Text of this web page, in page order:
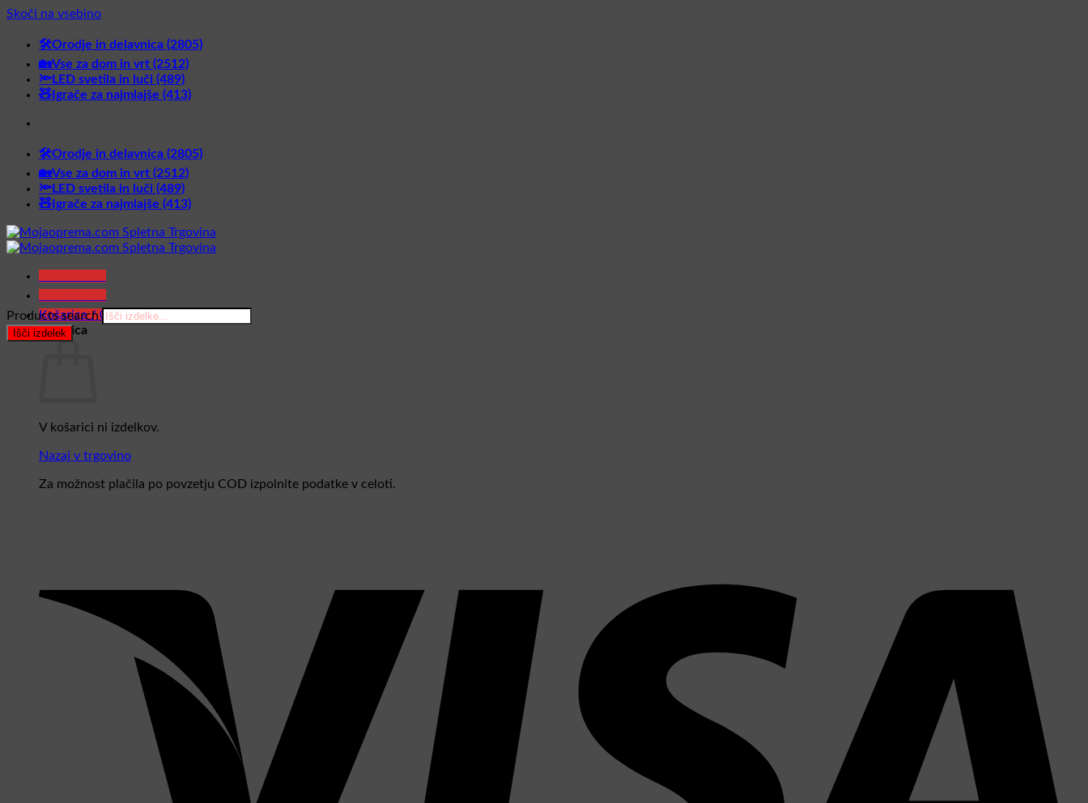
Skoči na vsebino
🛠️Orodje in delavnica (2805)
🏡Vse za dom in vrt (2512)
🔦LED svetila in luči (489)
🧸Igrače za najmlajše (413)
🛠️Orodje in delavnica (2805)
🏡Vse za dom in vrt (2512)
🔦LED svetila in luči (489)
🧸Igrače za najmlajše (413)
Košarica /0,00€
Košarica
V košarici ni izdelkov.
Nazaj v trgovino
Za možnost plačila po povzetju COD izpolnite podatke v celoti.
Products search
Išči izdelek